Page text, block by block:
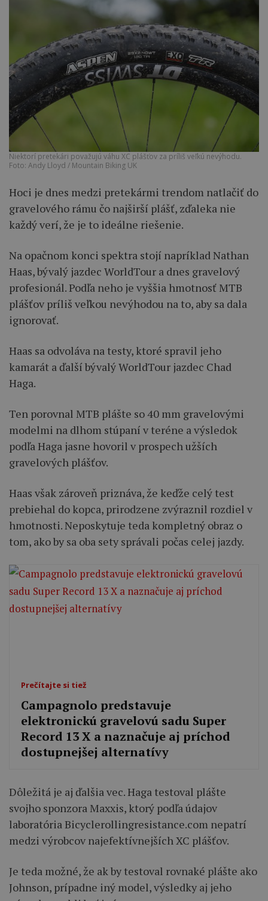
Niektorí pretekári považujú váhu XC plášťov za príliš veľkú nevýhodu.
Foto: Andy Lloyd / Mountain Biking UK
Hoci je dnes medzi pretekármi trendom natlačiť do
gravelového rámu čo najširší plášť, zďaleka nie
každý verí, že je to ideálne riešenie.
Na opačnom konci spektra stojí napríklad Nathan
Haas, bývalý jazdec WorldTour a dnes gravelový
profesionál. Podľa neho je vyššia hmotnosť MTB
plášťov príliš veľkou nevýhodou na to, aby sa dala
ignorovať.
Haas sa odvoláva na testy, ktoré spravil jeho
kamarát a ďalší bývalý WorldTour jazdec Chad
Haga.
Ten porovnal MTB plášte so 40 mm gravelovými
modelmi na dlhom stúpaní v teréne a výsledok
podľa Haga jasne hovoril v prospech užších
gravelových plášťov.
Haas však zároveň priznáva, že keďže celý test
prebiehal do kopca, prirodzene zvýraznil rozdiel v
hmotnosti. Neposkytuje teda kompletný obraz o
tom, ako by sa oba sety správali počas celej jazdy.
Prečítajte si tiež
Campagnolo predstavuje
elektronickú gravelovú sadu Super
Record 13 X a naznačuje aj príchod
dostupnejšej alternatívy
Dôležitá je aj ďalšia vec. Haga testoval plášte
svojho sponzora Maxxis, ktorý podľa údajov
laboratória Bicyclerollingresistance.com nepatrí
medzi výrobcov najefektívnejších XC plášťov.
Je teda možné, že ak by testoval rovnaké plášte ako
Johnson, prípadne iný model, výsledky aj jeho